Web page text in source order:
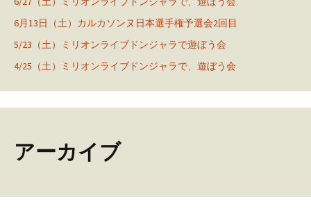
6月13日（土）カルカソンヌ日本選手権予選会2回目
5/23（土）ミリオンライブドンジャラで遊ぼう会
4/25（土）ミリオンライブドンジャラで、遊ぼう会
アーカイブ